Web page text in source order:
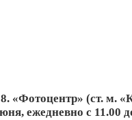
«Фотоцентр» (ст. м.
ежедневно с 11.00